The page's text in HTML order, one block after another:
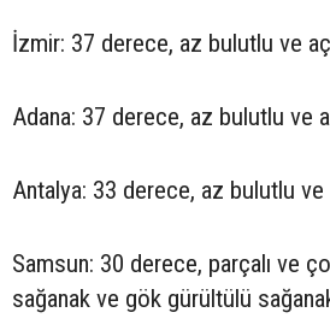
İzmir: 37 derece, az bulutlu ve
Adana: 37 derece, az bulutlu ve
Antalya: 33 derece, az bulutlu ve
Samsun: 30 derece, parçalı ve
sağanak ve gök gürültülü sağanak